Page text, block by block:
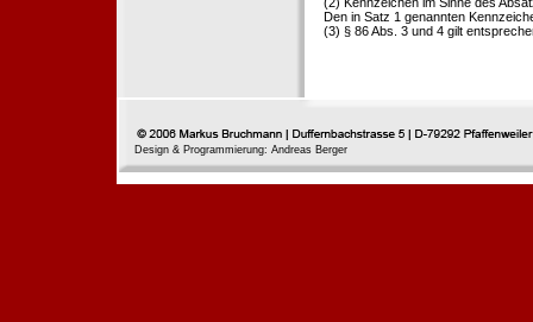
Den in Satz 1 genannten
(3) § 86 Abs. 3 und 4 gilt
Design & Programmierung: Andreas Berger